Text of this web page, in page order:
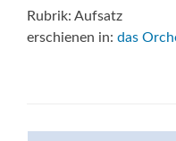
Rubrik: Aufsatz
erschienen in: das